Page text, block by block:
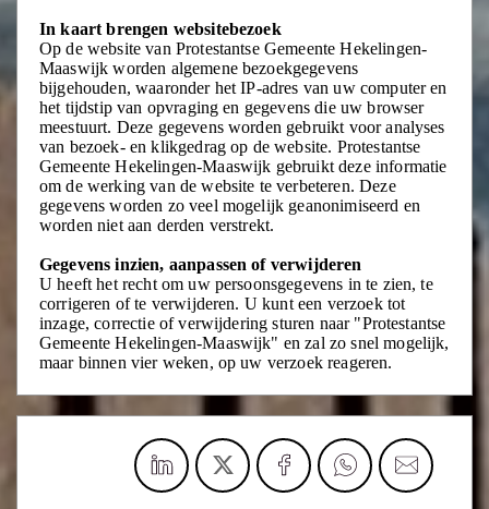
In kaart brengen websitebezoek
Op de website van Protestantse Gemeente Hekelingen-
Maaswijk worden algemene bezoekgegevens
bijgehouden, waaronder het IP-adres van uw computer en
het tijdstip van opvraging en gegevens die uw browser
meestuurt. Deze gegevens worden gebruikt voor analyses
van bezoek- en klikgedrag op de website. Protestantse
Gemeente Hekelingen-Maaswijk gebruikt deze informatie
om de werking van de website te verbeteren. Deze
gegevens worden zo veel mogelijk geanonimiseerd en
worden niet aan derden verstrekt.
Gegevens inzien, aanpassen of verwijderen
U heeft het recht om uw persoonsgegevens in te zien, te
corrigeren of te verwijderen. U kunt een verzoek tot
inzage, correctie of verwijdering sturen naar "Protestantse
Gemeente Hekelingen-Maaswijk" en zal zo snel mogelijk,
maar binnen vier weken, op uw verzoek reageren.